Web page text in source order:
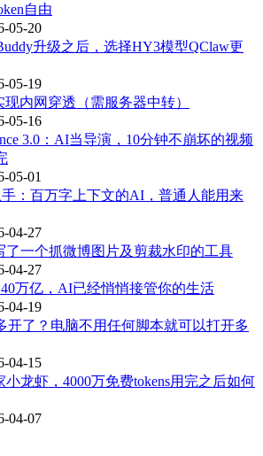
自由
05-20
升级之后，选择HY3模型QClaw更
05-19
内网穿透（需服务器中转）
05-16
3.0：AI当导演，10分钟不崩坏的视频
05-01
手：百万字上下文的AI，普通人能用来
04-27
了一个抓微博图片及剪裁水印的工具
04-27
万亿，AI已经悄悄接管你的生活
04-19
开了？电脑不用任何脚本就可以打开多
04-15
小龙虾，4000万免费tokens用完之后如何
04-07